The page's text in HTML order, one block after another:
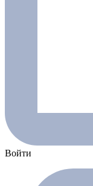
Войти